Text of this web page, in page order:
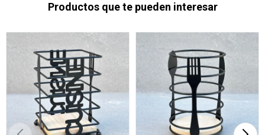
Productos que te pueden interesar